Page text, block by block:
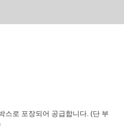
스로 포장되어 공급합니다. (단 부